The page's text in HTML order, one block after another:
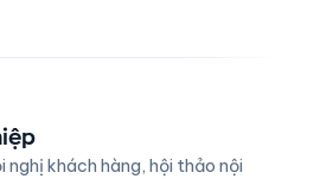
nghị khách hàng, hội thảo nội